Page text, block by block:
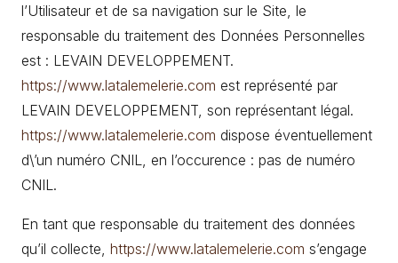
l’Utilisateur et de sa navigation sur le Site, le
responsable du traitement des Données Personnelles
est : LEVAIN DEVELOPPEMENT.
https://www.latalemelerie.com est représenté par
LEVAIN DEVELOPPEMENT, son représentant légal.
https://www.latalemelerie.com dispose éventuellement
d\’un numéro CNIL, en l’occurence : pas de numéro
CNIL.
En tant que responsable du traitement des données
qu’il collecte, https://www.latalemelerie.com s’engage